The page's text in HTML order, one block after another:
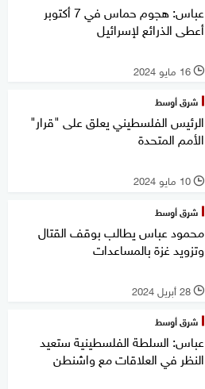
عباس: هجوم حماس في 7 أكتوبر
أعطى الذرائع لإسرائيل
l 16 مايو 2024
شرق أوسط
الرئيس الفلسطيني يعلق على "قرار"
الأمم المتحدة
l 10 مايو 2024
شرق أوسط
محمود عباس يطالب بوقف القتال
وتزويد غزة بالمساعدات
l 28 أبريل 2024
شرق أوسط
عباس: السلطة الفلسطينية ستعيد
النظر في العلاقات مع واشنطن